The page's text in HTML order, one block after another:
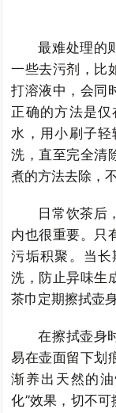
最难处理的
一些去污剂，比
打溶液中，会同
正确的方法是
水，用小刷子
洗，直至完全清
煮的方法去除，
日常饮茶后
内也很重要。只
污垢积聚。当
洗，防止异味生
茶巾定期擦拭壶
在擦拭壶身
易在壶面留下划
渐养出天然的
化”效果，切不